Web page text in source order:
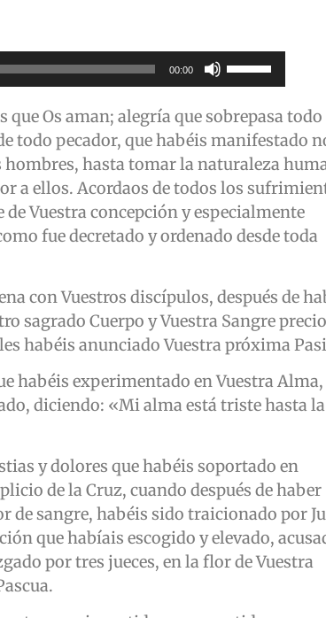
00:00
Utiliza
las
teclas
de
flecha
arriba/abajo
para
aumentar
el
volumen.
que Os aman; alegría que sobrepasa todo
todo pecador, que habéis manifestado
hombres, hasta tomar la naturaleza
a ellos. Acordaos de todos los
Vuestra concepción y especialmente
fue decretado y ordenado desde toda
con Vuestros discípulos, después de
sagrado Cuerpo y Vuestra Sangre
habéis anunciado Vuestra próxima
habéis experimentado en Vuestra Alma,
diciendo: «Mi alma está triste hasta la
y dolores que habéis soportado en
de la Cruz, cuando después de haber
de sangre, habéis sido traicionado por
que habíais escogido y elevado,
por tres jueces, en la flor de Vuestra